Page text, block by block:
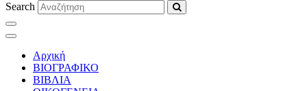
Search
Αρχική
ΒΙΟΓΡΑΦΙΚΟ
ΒΙΒΛΙΑ